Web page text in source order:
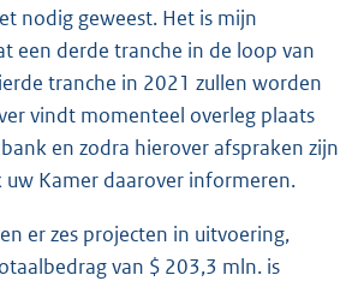
nodig geweest. Het is mijn
een derde tranche in de loop van
tranche in 2021 zullen worden
vindt momenteel overleg plaats
en zodra hierover afspraken zijn
uw Kamer daarover informeren.
er zes projecten in uitvoering,
van $ 203,3 mln. is